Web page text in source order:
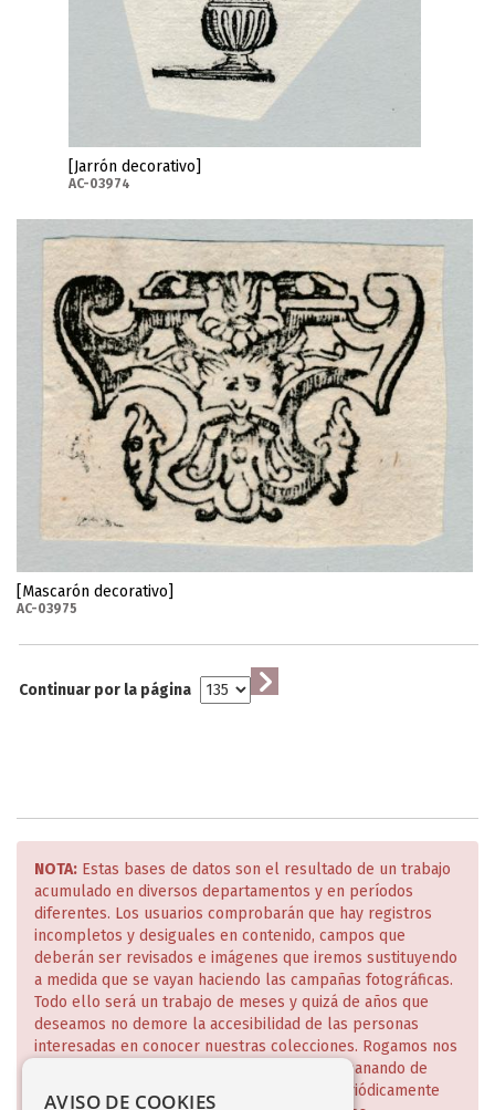
[Jarrón decorativo]
AC-03974
[Mascarón decorativo]
AC-03975
Continuar por la página
NOTA: Estas bases de datos son el resultado de un trabajo
acumulado en diversos departamentos y en períodos
diferentes. Los usuarios comprobarán que hay registros
incompletos y desiguales en contenido, campos que
deberán ser revisados e imágenes que iremos sustituyendo
a medida que se vayan haciendo las campañas fotográficas.
Todo ello será un trabajo de meses y quizá de años que
deseamos no demore la accesibilidad de las personas
interesadas en conocer nuestras colecciones. Rogamos nos
disculpen estas deficiencias que iremos subsanando de
manera escalonada y de lo cual daremos periódicamente
AVISO DE COOKIES